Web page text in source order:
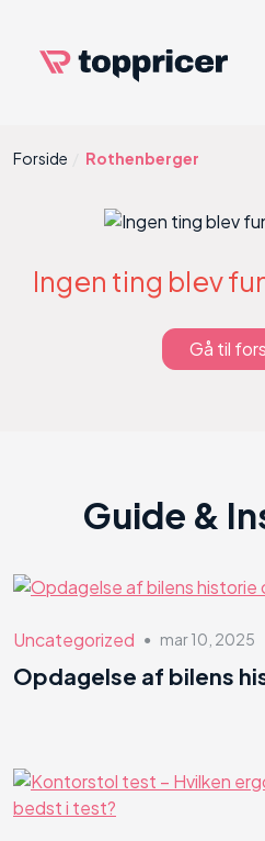
Forside Rothenberger
Ingen ting blev
Gå til
Guide &
Uncategorized ● mar 10, 2025
Opdagelse af bilens